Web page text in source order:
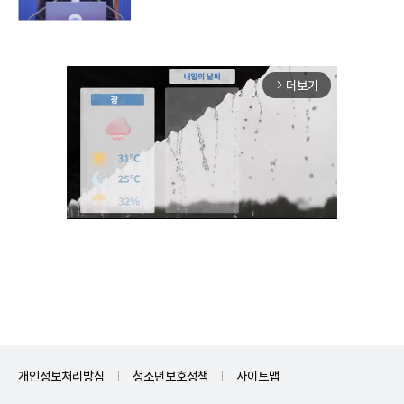
arrow_forward_ios 더보기
개인정보처리방침 청소년보호정책 사이트맵